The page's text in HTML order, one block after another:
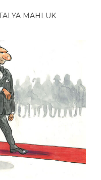
MAHLUK